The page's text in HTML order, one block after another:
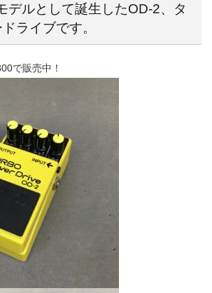
デルとして誕生したOD-2、タ
ライブです。
で販売中！